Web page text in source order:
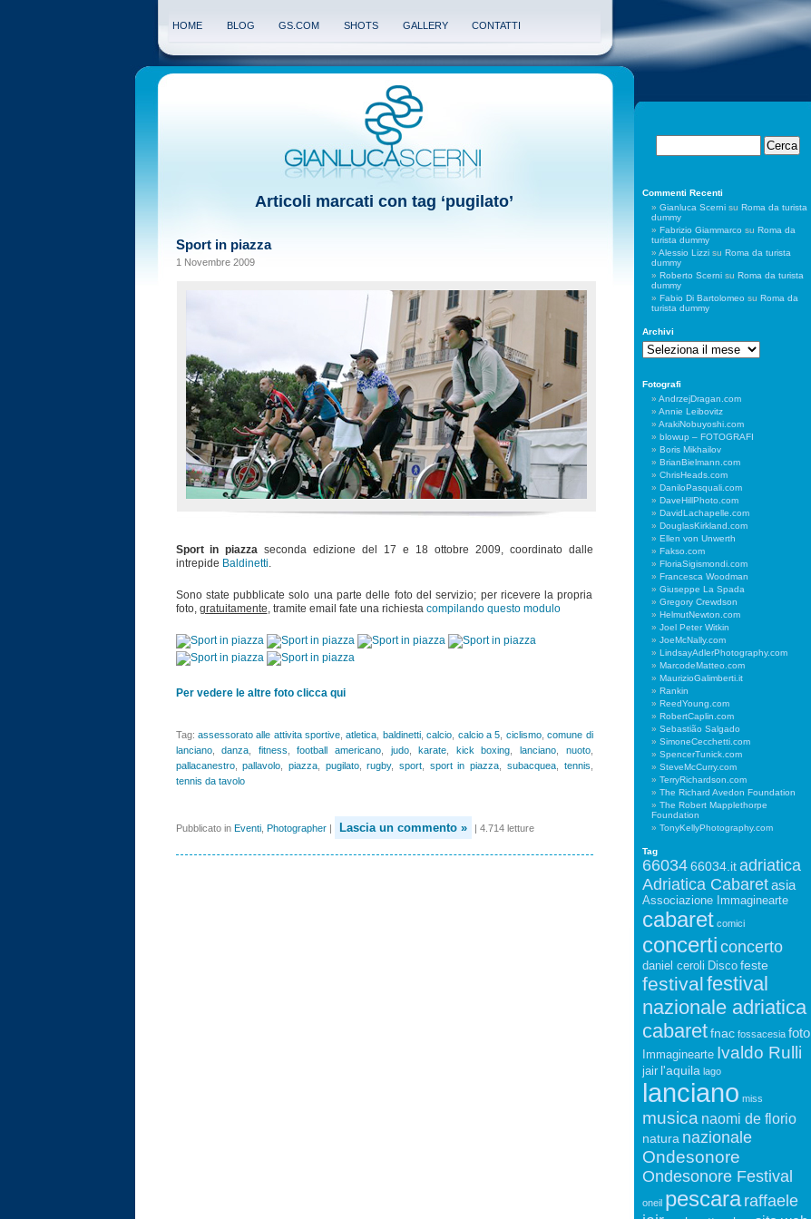
HOME BLOG GS.COM SHOTS GALLERY CONTATTI
Articoli marcati con tag ‘pugilato’
Sport in piazza
1 Novembre 2009
Sport in piazza
seconda edizione del 17 e 18 ottobre 2009, coordinato dalle
intrepide Baldinetti
Sono state pubblicate solo una parte delle foto del servizio; per ricevere la propria
foto, gratuitamente , tramite email fate una richiesta compilando questo modulo
Per vedere le altre foto clicca qui
Tag: assessorato alle attivita sportive ,atletica baldinetti,calcio calcio a 5 ciclismo,comune di
lanciano,danza fitness ,football americano, judo,karate kick boxing lanciano, nuoto,
pallacanestro,pallavolo piazza, pugilato,rugby,sport sport in piazza subacquea, tennis
tennis da tavolo
Pubblicato in Eventi, Photographer| Lascia un commento » | 4.714 letture
Commenti Recenti
Gianluca Scernisu Roma da turista
dummy
Fabrizio Giammarco su Roma da
turista dummy
Alessio Lizzisu Roma da turista
dummy
Roberto Scernisu Roma da turista
dummy
Fabio Di Bartolomeo su Roma da
turista dummy
Archivi
Archivi
Fotografi
AndrzejDragan.com
Annie Leibovitz
ArakiNobuyoshi.com
blowup – FOTOGRAFI
Boris Mikhailov
BrianBielmann.com
ChrisHeads.com
DaniloPasquali.com
DaveHillPhoto.com
DavidLachapelle.com
DouglasKirkland.com
Ellen von Unwerth
Fakso.com
FloriaSigismondi.com
Francesca Woodman
Giuseppe La Spada
Gregory Crewdson
HelmutNewton.com
Joel Peter Witkin
JoeMcNally.com
LindsayAdlerPhotography.com
MarcodeMatteo.com
MaurizioGalimberti.it
Rankin
ReedYoung.com
RobertCaplin.com
Sebastião Salgado
SimoneCecchetti.com
SpencerTunick.com
SteveMcCurry.com
TerryRichardson.com
The Richard Avedon Foundation
The Robert Mapplethorpe
Foundation
TonyKellyPhotography.com
Tag
66034 66034.it adriatica
Adriatica Cabaret asia
Associazione Immaginearte
cabaret comici
concerti concerto
daniel ceroli Disco feste
festivalfestival
nazionale adriatica
cabaret fnac fossacesia foto
Immaginearte Ivaldo Rulli
jair l'aquila lago
lanciano miss
musica naomi de florio
natura nazionale
Ondesonore
Ondesonore Festival
oneil pescara raffaele